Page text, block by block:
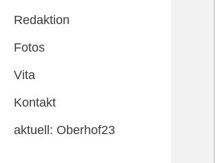
Redaktion
Fotos
Vita
Kontakt
aktuell: Oberhof23